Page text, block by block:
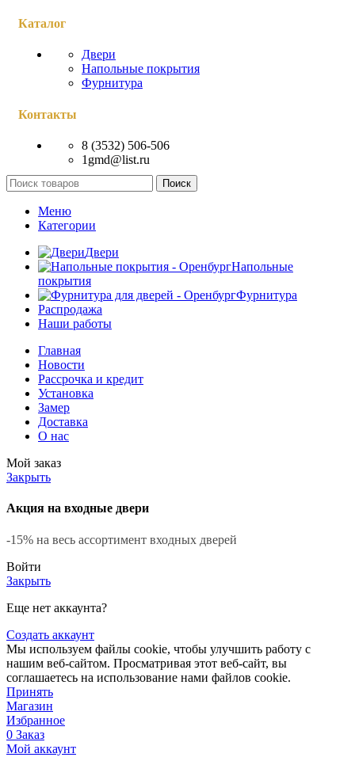
Каталог
Двери
Напольные покрытия
Фурнитура
Контакты
8 (3532) 506-506
1gmd@list.ru
Поиск
Меню
Категории
Двери
Напольные
покрытия
Фурнитура
Распродажа
Наши работы
Главная
Новости
Рассрочка и кредит
Установка
Замер
Доставка
О нас
Мой заказ
Закрыть
Акция на входные двери
-15% на весь ассортимент входных дверей
Войти
Закрыть
Еще нет аккаунта?
Создать аккаунт
Мы используем файлы cookie, чтобы улучшить работу с
нашим веб-сайтом. Просматривая этот веб-сайт, вы
соглашаетесь на использование нами файлов cookie.
Принять
Магазин
Избранное
0 Заказ
Мой аккаунт